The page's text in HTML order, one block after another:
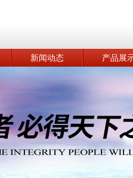
新闻动态 产品展